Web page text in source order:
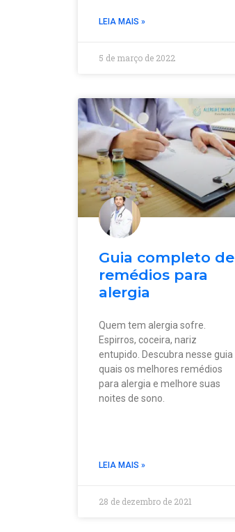
LEIA MAIS »
5 de março de 2022
Guia completo de
remédios para
alergia
Quem tem alergia sofre.
Espirros, coceira, nariz
entupido. Descubra nesse guia
quais os melhores remédios
para alergia e melhore suas
noites de sono.
LEIA MAIS »
28 de dezembro de 2021